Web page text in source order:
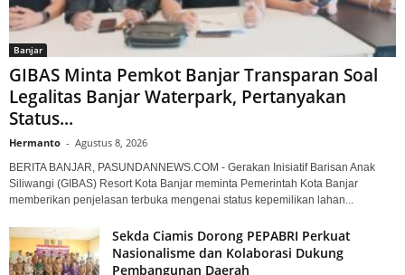
Banjar
GIBAS Minta Pemkot Banjar Transparan Soal
Legalitas Banjar Waterpark, Pertanyakan
Status...
Hermanto - Agustus 8, 2026
BERITA BANJAR, PASUNDANNEWS.COM - Gerakan Inisiatif Barisan Anak
Siliwangi (GIBAS) Resort Kota Banjar meminta Pemerintah Kota Banjar
memberikan penjelasan terbuka mengenai status kepemilikan lahan...
Sekda Ciamis Dorong PEPABRI Perkuat
Nasionalisme dan Kolaborasi Dukung
Pembangunan Daerah